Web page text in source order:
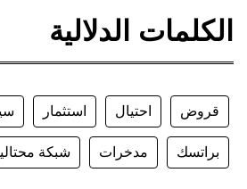
الكلمات الدلالية
قروض احتيال استثمار
براتسك مدخرات شبكة